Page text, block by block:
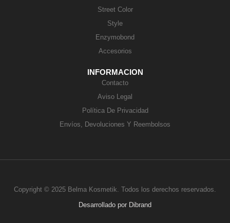
Street Color
Style
Enzymobond
Accesorios
INFORMACION
Contacto
Aviso Legal
Política De Privacidad
Envíos, Devoluciones Y Reembolsos
Copyright © 2025 Belma Kosmetik. Todos los derechos reservados.
Desarrollado por Dibrand